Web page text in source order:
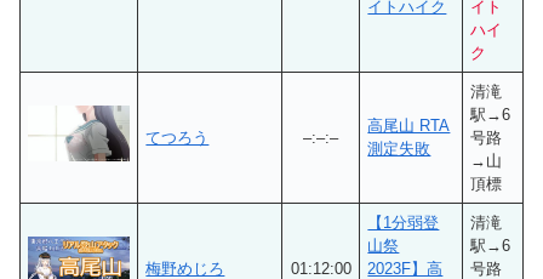
イトハイク
イト
ハイ
ク
てつろう –:–:–
高尾山 RTA
測定失敗
清滝
駅→6
号路
→山
頂標
梅野めじろ 01:12:00
【1分弱登
山祭
2023F】高
清滝
駅→6
号路